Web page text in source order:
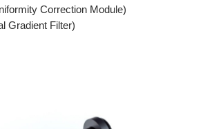
Correction Module)
Gradient Filter)